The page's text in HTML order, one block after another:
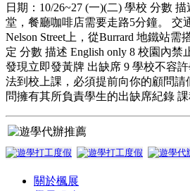
日期：10/26~27 (一)(二) 學校 分數
堂，餐廳咖啡店需要走路5分鐘。 交
Nelson Street上，從Burrard 地鐵站需
定 分數 描述 English only 8 校園內
發現立即發黃牌 出缺席 9 學校不容
法到校上課，必須提前向你的顧問
問擁有其所負責學生的出缺席紀錄
關於楓展